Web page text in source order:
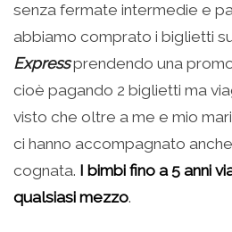
senza fermate intermedie e
abbiamo comprato i biglietti
Express prendendo una
cioè pagando 2 biglietti ma
visto che oltre a me e mio
ci hanno accompagnato
cognata. I bimbi fino a 5 anni
qualsiasi mezzo.